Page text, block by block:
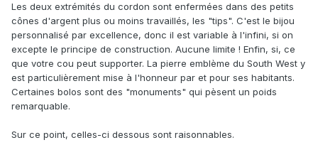
Les deux extrémités du cordon sont enfermées dans des petits
cônes d'argent plus ou moins travaillés, les "tips". C'est le bijou
personnalisé par excellence, donc il est variable à l'infini, si on
excepte le principe de construction. Aucune limite ! Enfin, si, ce
que votre cou peut supporter. La pierre emblème du South West y
est particulièrement mise à l'honneur par et pour ses habitants.
Certaines bolos sont des "monuments" qui pèsent un poids
remarquable.
Sur ce point, celles-ci dessous sont raisonnables.